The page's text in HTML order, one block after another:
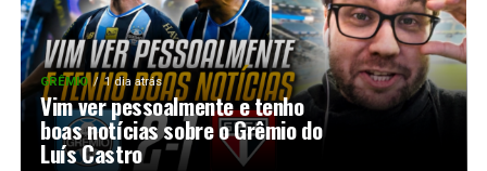
GRÊMIO 1 dia atrás
Vim ver pessoalmente e tenho
boas notícias sobre o Grêmio do
Luís Castro